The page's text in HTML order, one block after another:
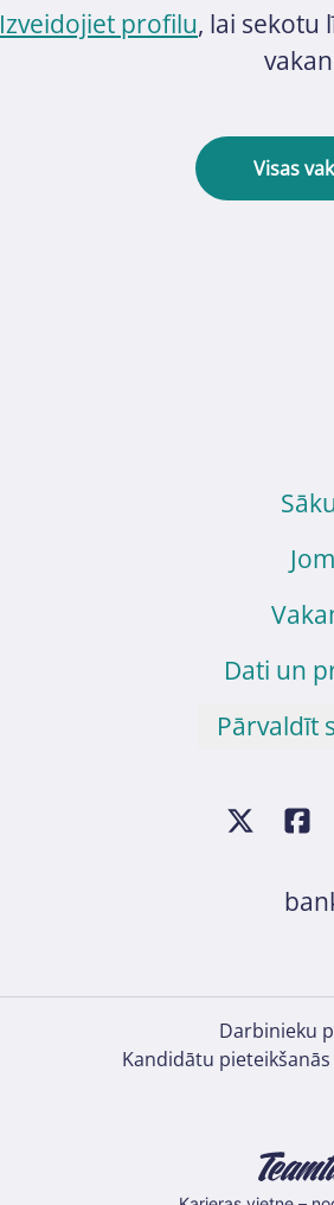
Izveidojiet profilu, lai sekotu
Visas
Dati un
Pārvaldīt
Darbinieku
Kandidātu